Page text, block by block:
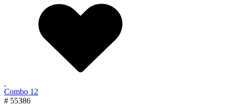
Combo 12
# 55386